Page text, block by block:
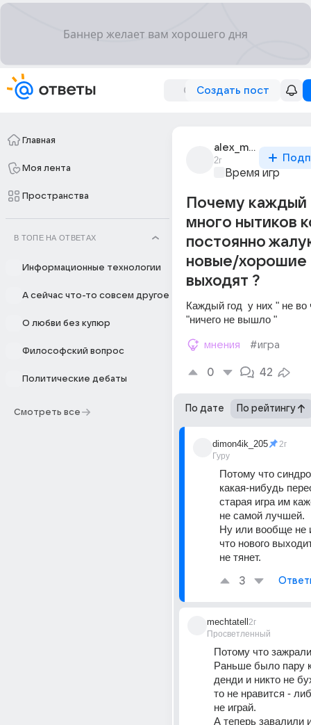
Создать пост
Главная
Моя лента
Пространства
В ТОПЕ НА ОТВЕТАХ
Информационные технологии
А сейчас что-то совсем другое
О любви без купюр
Философский вопрос
Политические дебаты
Смотреть все
alex_miller_454
2г
Время игр
Почему каждый
много нытиков
постоянно
новые/хорошие
выходят ?
Каждый год  у них " не во
"ничего не вышло "
мнения #игра
0 42
По дате По рейтингу
dimon4ik_205
Гуру
2г
Потому что
какая-нибудь
старая игра им
не самой лучшей.
Ну или вообще не
что нового
не тянет.
3
mechtatell
Просветленный
2г
Потому что
Раньше было пару
денди и никто не
то не нравится -
не играй.
А теперь завалили